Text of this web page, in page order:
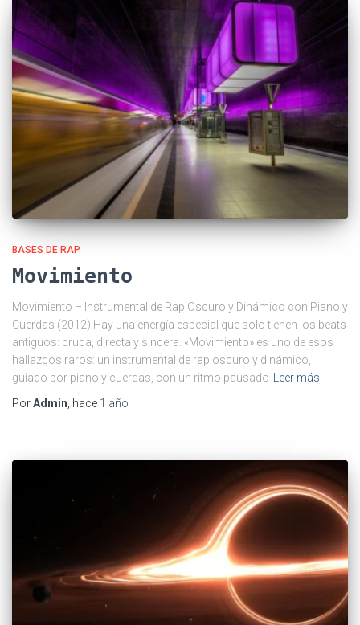
BASES DE RAP
Movimiento
Movimiento – Instrumental de Rap Oscuro y Dinámico con Piano y
Cuerdas (2012) Hay una energía especial que solo tienen los beats
antiguos: cruda, directa y sincera. «Movimiento» es uno de esos
hallazgos raros: un instrumental de rap oscuro y dinámico,
guiado por piano y cuerdas, con un ritmo pausado
Leer más
PorAdmin , hace 1 año